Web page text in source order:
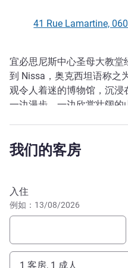
41 Rue Lamartine,
描述
宜必思尼斯中心圣母大教
到 Nissa，奥克西坦语称之
观令人着迷的博物馆，沉浸
一边漫步，一边欣赏壮阔
宜必思巴黎圣母院酒店地理
电车站。无论您乘坐火车、
阳光明媚的蔚蓝海岸以沙滩
地中海美食吸引着游客纷至
我们的客房
预订此酒店
入住
例如：13/08/2026
1 客房, 1 成人